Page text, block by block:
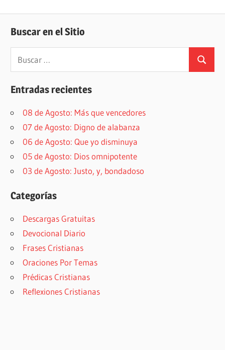
Buscar en el Sitio
Buscar:
Buscar
Entradas recientes
08 de Agosto: Más que vencedores
07 de Agosto: Digno de alabanza
06 de Agosto: Que yo disminuya
05 de Agosto: Dios omnipotente
03 de Agosto: Justo, y, bondadoso
Categorías
Descargas Gratuitas
Devocional Diario
Frases Cristianas
Oraciones Por Temas
Prédicas Cristianas
Reflexiones Cristianas